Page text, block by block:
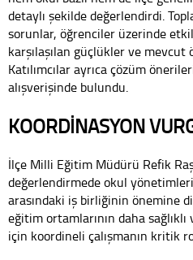
detaylı şekilde değerlendirdi.
sorunlar, öğrenciler üzerinde
karşılaşılan güçlükler ve mevcut
Katılımcılar ayrıca çözüm
alışverişinde bulundu.
KOORDİNASYON
İlçe Milli Eğitim Müdürü Refik
değerlendirmede okul
arasındaki iş birliğinin önemine
eğitim ortamlarının daha
için koordineli çalışmanın kritik